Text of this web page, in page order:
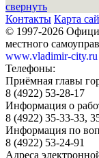
свернуть
Контакты Карта
© 1997-2026
местного
www.vladimir-city.ru
Телефоны:
Приёмная главы
8 (4922) 53-28-17
Информация о
8 (4922) 35-33-33,
Информация по
8 (4922) 53-24-91
Адреса